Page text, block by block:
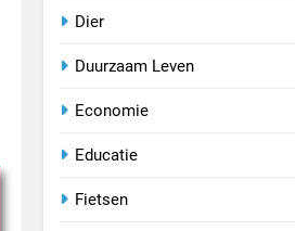
Dier
Duurzaam Leven
Economie
Educatie
Fietsen